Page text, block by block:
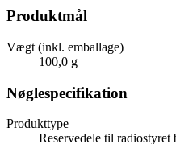
Produktmål
Vægt (inkl. emballage)
100,0 g
Nøglespecifikation
Produkttype
Reservedele til radiostyret